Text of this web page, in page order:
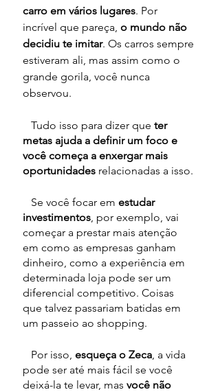
carro em vários lugares. Por
incrível que pareça, o mundo não
decidiu te imitar. Os carros sempre
estiveram ali, mas assim como o
grande gorila, você nunca
observou.
   Tudo isso para dizer que
ter
metas ajuda a definir um foco e
você começa a enxergar mais
oportunidades relacionadas a isso.
   Se você focar em
estudar
investimentos , por exemplo, vai
começar a prestar mais atenção
em como as empresas ganham
dinheiro, como a experiência em
determinada loja pode ser um
diferencial competitivo. Coisas
que talvez passariam batidas em
um passeio ao shopping.
   Por isso,
esqueça o Zeca , a vida
pode ser até mais fácil se você
deixá-la te levar, mas você não